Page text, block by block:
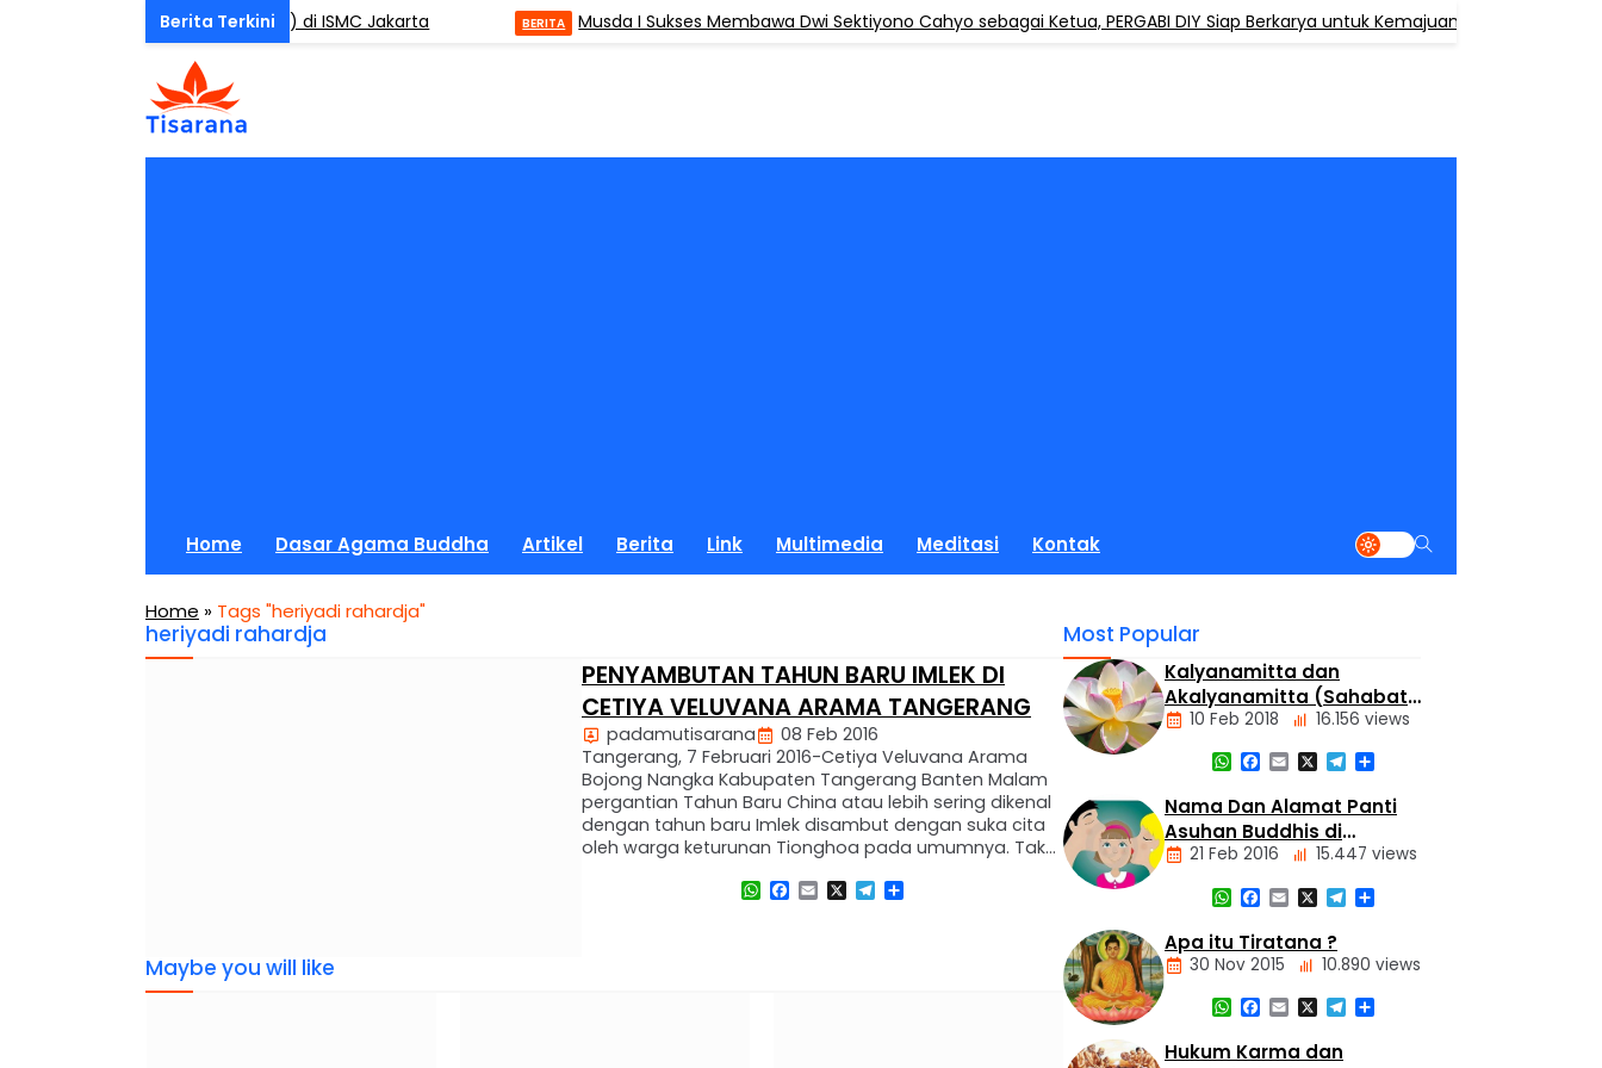
One Day Mindfulness (ODM) di ISMC Jakarta BERITA Musda I Sukses Membawa Dwi Sektiyono Cahyo sebagai Ketua, PERGABI DIY Siap Berkarya untuk Kemajuan Pendidikan Agama
Home Dasar Agama Buddha Artikel Berita Link Multimedia Meditasi Kontak
Home » Tags "heriyadi rahardja"
heriyadi rahardja
PENYAMBUTAN TAHUN BARU IMLEK DI
CETIYA VELUVANA ARAMA TANGERANG
padamutisarana
08 Feb 2016
Tangerang, 7 Februari 2016-Cetiya Veluvana Arama
Bojong Nangka Kabupaten Tangerang Banten Malam
pergantian Tahun Baru China atau lebih sering dikenal
dengan tahun baru Imlek disambut dengan suka cita
oleh warga keturunan Tionghoa pada umumnya. Tak
Arama Bojong Nangka Tangerang, umat Buddha di
WhatsApp
Facebook
Email
X Telegram
Maybe you will like
Most Popular
Kalyanamitta dan
Akalyanamitta (Sahabat
Baik dan Sahabat Palsu)
10 Feb 2018 16.156 views
WhatsApp
Facebook
Email
X Telegram
Share
Tempat
Buddhis
Berita
Daerah
Nasional
Panti
Nama Dan Alamat Panti
Asuhan Buddhis di
Jakarta dan Tangerang
21 Feb 2016 15.447 views
WhatsApp
Facebook
Email
X Telegram
Share
Dasar
Apa itu Tiratana ?
30 Nov 2015 10.890 views
WhatsApp
Facebook
Email
X Telegram
Share
Hukum Karma dan